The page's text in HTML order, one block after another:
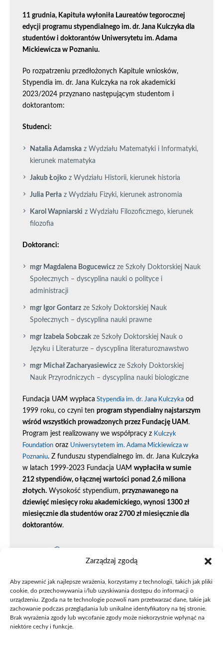
Zarządzaj zgodą
Aby zapewnić jak najlepsze wrażenia, korzystamy z technologii, takich jak pliki
cookie, do przechowywania i/lub uzyskiwania dostępu do informacji o
urządzeniu. Zgoda na te technologie pozwoli nam przetwarzać dane, takie jak
zachowanie podczas przeglądania lub unikalne identyfikatory na tej stronie.
Brak wyrażenia zgody lub wycofanie zgody może niekorzystnie wpłynąć na
niektóre cechy i funkcje.
11 grudnia, Kapituła wyłoniła Laureatów tegorocznej
edycji programu stypendialnego im. dr. Jana Kulczyka dla
studentów i doktorantów Uniwersytetu im. Adama
Mickiewicza w Poznaniu.
Po rozpatrzeniu przedłożonych Kapitule wniosków,
Stypendia im. dr. Jana Kulczyka na rok akademicki
2023/2024 przyznano następującym studentom i
doktorantom:
Studenci:
Natalia Adamska z Wydziału Matematyki i Informatyki,
kierunek matematyka
Jakub Łojko z Wydziału Historii, kierunek historia
Julia Perła z Wydziału Fizyki, kierunek astronomia
Karol Wapniarski z Wydziału Filozoficznego, kierunek
filozofia
Doktoranci:
mgr Magdalena Bogucewicz ze Szkoły Doktorskiej Nauk
Społecznych – dyscyplina nauki o polityce i
administracji
mgr Igor Gontarz ze Szkoły Doktorskiej Nauk
Społecznych – dyscyplina nauki prawne
mgr Izabela Sobczak ze Szkoły Doktorskiej Nauk o
Języku i Literaturze – dyscyplina literaturoznawstwo
mgr Michał Zacharyasiewicz ze Szkoły Doktorskiej
Nauk Przyrodniczych – dyscyplina nauki biologiczne
Fundacja UAM wypłaca Stypendia im. dr. Jana Kulczyka od
1999 roku, co czyni ten program stypendialny najstarszym
wśród wszystkich prowadzonych przez Fundację UAM .
Program jest realizowany we współpracy z Kulczyk
Foundation oraz Uniwersytetem im. Adama Mickiewicza w
Poznaniu. Z funduszu stypendialnego im. dr. Jana Kulczyka
w latach 1999-2023 Fundacja UAM wypłaciła w sumie
212 stypendiów, o łącznej wartości ponad 2,6 miliona
złotych. Wysokość stypendium, przyznawanego na
dziewięć miesięcy roku akademickiego, wynosi 1300 zł
miesięcznie dla studentów oraz 2700 zł miesięcznie dla
doktorantów.